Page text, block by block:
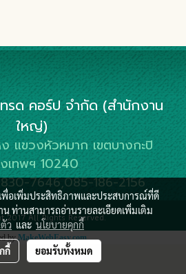
รด คอร์ป จำกัด (สำนักงาน
ใหญ่)
แขวงหัวหมาก เขตบางกะปิ
เทพฯ 10240
7646,085-186-2156
2017 All Rights Reserved.
byMakeWebEasy.com
พื่อเพิ่มประสิทธิภาพและประสบการณ์ที่ดี
น ท่านสามารถอ่านรายละเอียดเพิ่มเติม
วและนโยบายคุกกี้
กี้ ยอมรับทั้งหมด